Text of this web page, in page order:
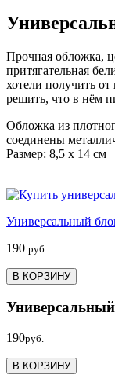
Прочная обложка,
притягательная
хотели получить
решить, что в нём
Обложка из
соединены
Размер: 8,5 х 14 см
Универсальный
190 руб.
В КОРЗИНУ
190руб.
В КОРЗИНУ